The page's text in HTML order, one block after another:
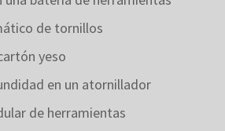
de tornillos
yeso
en un atornillador
de herramientas